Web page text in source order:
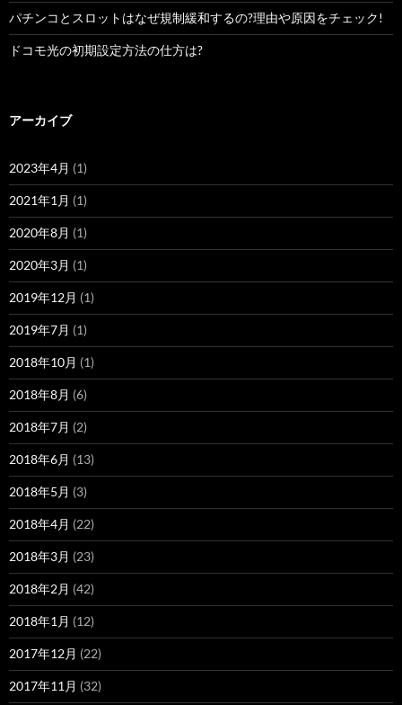
パチンコとスロットはなぜ規制緩和するの?理由や原因をチェック!
ドコモ光の初期設定方法の仕方は?
アーカイブ
2023年4月 (1)
2021年1月 (1)
2020年8月 (1)
2020年3月 (1)
2019年12月 (1)
2019年7月 (1)
2018年10月 (1)
2018年8月 (6)
2018年7月 (2)
2018年6月 (13)
2018年5月 (3)
2018年4月 (22)
2018年3月 (23)
2018年2月 (42)
2018年1月 (12)
2017年12月 (22)
2017年11月 (32)